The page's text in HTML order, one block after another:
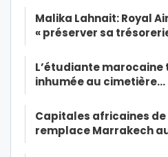
Malika Lahnait: Royal
« préserver sa
L’étudiante marocaine
inhumée au cimetière…
Capitales africaines
remplace Marrakech